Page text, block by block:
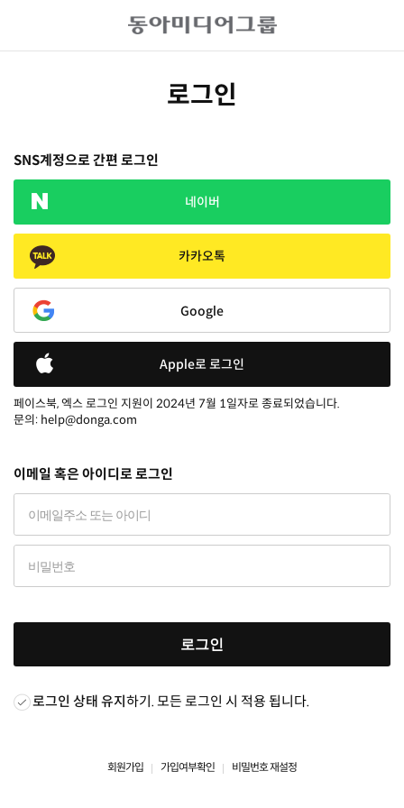
로그인
SNS계정으로 간편 로그인
네이버
카카오톡
Google
Apple로 로그인
페이스북, 엑스 로그인 지원이 2024년 7월 1일자로 종료되었습니다.
문의: help@donga.com
이메일 혹은 아이디로 로그인
로그인
로그인 상태 유지하기. 모든 로그인 시 적용 됩니다.
회원가입 가입여부확인 비밀번호 재설정